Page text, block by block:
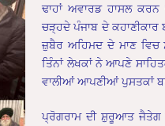
ਢਾਹਾਂ ਅਵਾਰਡ ਹਾਸਲ ਕਰਨ
ਚੜ੍ਹਦੇ ਪੰਜਾਬ ਦੇ
ਜ਼ੁਬੈਰ ਅਹਿਮਦ ਦੇ ਮਾਣ
ਤਿੰਨਾਂ ਲੇਖਕਾਂ ਨੇ ਆਪਣੇ
ਵਾਲੀਆਂ ਆਪਣੀਆਂ ਪੁਸਤਕਾਂ
ਪ੍ਰੋਗਰਾਮ ਦੀ ਸ਼ੁਰੂਆਤ ਜੈਤੇਗ